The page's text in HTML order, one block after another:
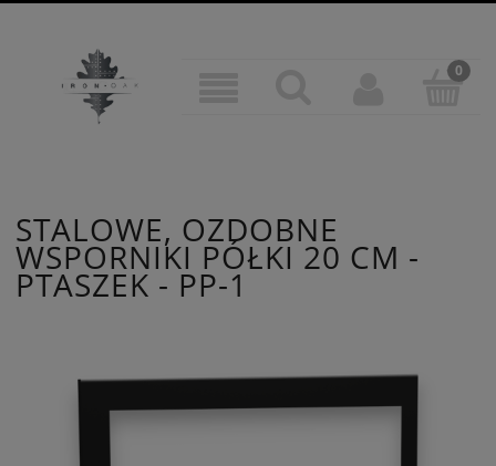
STALOWE, OZDOBNE
WSPORNIKI PÓŁKI 20 CM -
PTASZEK - PP-1